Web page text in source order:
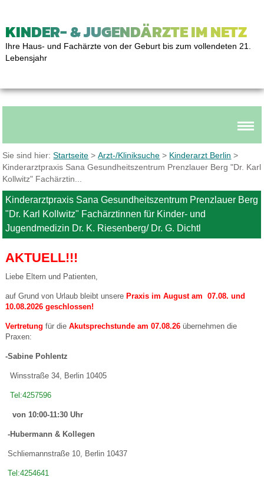
KINDER- & JUGENDÄRZTE IM NETZ
Ihre Haus- und Fachärzte von der Geburt bis zum vollendeten 21.
Lebensjahr
Sie sind hier:Startseite >Arzt-/Kliniksuche > Kinderarzt Berlin >
Kinderarztpraxis Sana Gesundheitszentrum Prenzlauer Berg "Dr. Karl
Kollwitz" Fachärztin...
Kinderarztpraxis Sana Gesundheitszentrum Prenzlauer Berg
"Dr. Karl Kollwitz" Fachärztinnen für Kinder- und
Jugendmedizin Dr. K. Riesenberg/ Dr. G. Dichtl
AKTUELL!!!
Liebe Eltern und Patienten,
auf Grund von Urlaub bleibt unsere Praxis im August am 07.08. und
10.08.2026 geschlossen!
Vertretung für die Akutsprechstunde am 07.08.26 übernehmen die
Praxen:
-Sabine Pohlentz
Winsstraße 34, Berlin 10405
Tel:4257596
von 10:00-11:30 Uhr
-Hubermann & Kollegen
Schliemannstraße 10, Berlin 10437
Tel:4254641